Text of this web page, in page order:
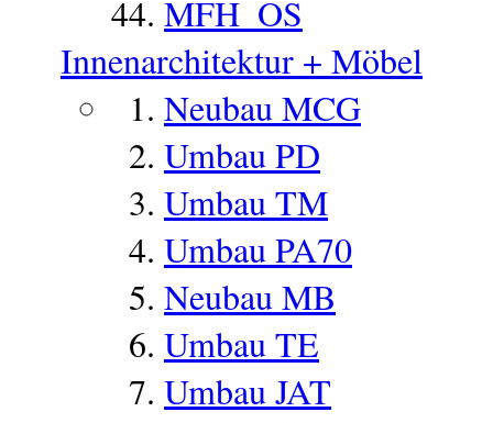
MFH_OS
Innenarchitektur + Möbel
Neubau MCG
Umbau PD
Umbau TM
Umbau PA70
Neubau MB
Umbau TE
Umbau JAT